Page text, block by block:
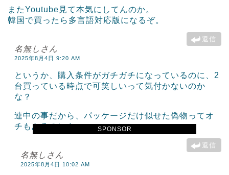
SPONSOR
またYoutube見て本気にしてんのか。
韓国で買ったら多言語対応版になるぞ。
返信
名無しさん
2025年8月4日 9:20 AM
というか、購入条件がガチガチになっているのに、2
台買っている時点で可笑しいって気付かないのか
な？
連中の事だから、パッケージだけ似せた偽物ってオ
チもあるのにさ
返信
名無しさん
2025年8月4日 10:02 AM